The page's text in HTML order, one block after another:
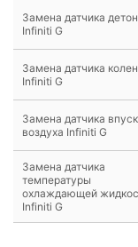
Замена датчика
Infiniti G
Замена датчика
Infiniti G
Замена датчика
воздуха Infiniti G
Замена датчика
температуры
охлаждающей
Infiniti G